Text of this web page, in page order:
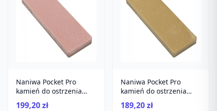
Naniwa Pocket Pro
kamień do ostrzenia
#3000
199,20 zł
Naniwa Pocket Pro
kamień do ostrzenia
#2000
189,20 zł